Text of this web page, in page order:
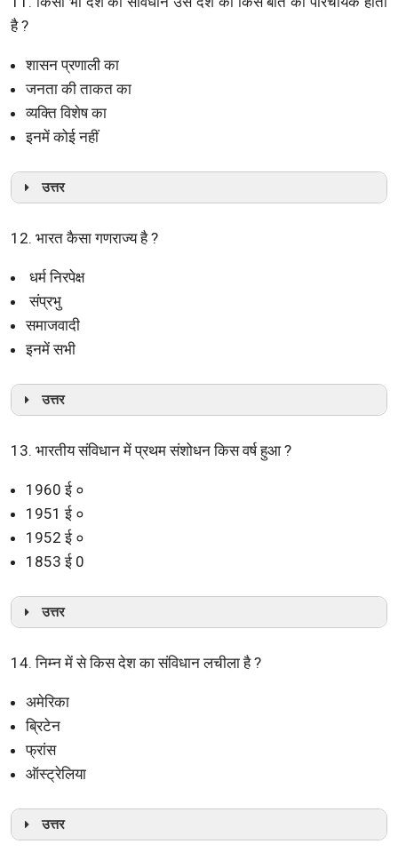
है ?
शासन प्रणाली का
जनता की ताकत का
व्यक्ति विशेष का
इनमें कोई नहीं
उत्तर
12. भारत कैसा गणराज्य है ?
धर्म निरपेक्ष
संप्रभु
समाजवादी
इनमें सभी
उत्तर
13. भारतीय संविधान में प्रथम संशोधन किस वर्ष हुआ ?
1960 ई ०
1951 ई ०
1952 ई ०
1853 ई 0
उत्तर
14. निम्न में से किस देश का संविधान लचीला है ?
अमेरिका
ब्रिटेन
फ्रांस
ऑस्ट्रेलिया
उत्तर